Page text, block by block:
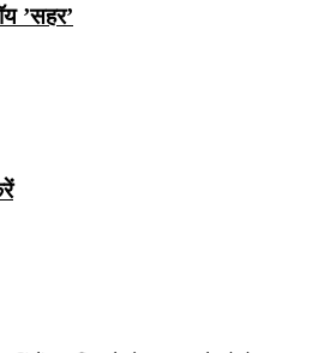
’सहर’